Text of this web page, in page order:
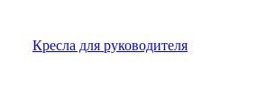
Кресла для руководителя